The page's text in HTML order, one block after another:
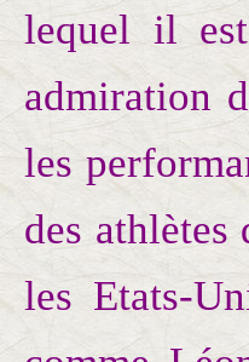
lequel il
admiration
les
des athlètes
les Etats-